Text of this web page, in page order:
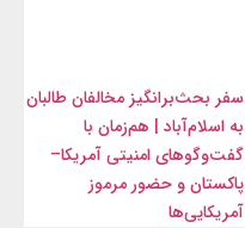
سفر بحث‌برانگیز مخالفان طالبان
به اسلام‌آباد | هم‌زمان با
گفت‌وگوهای امنیتی آمریکا–
پاکستان و حضور مرموز
آمریکایی‌ها